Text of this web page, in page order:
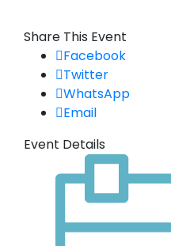
Share This Event
Facebook
Twitter
WhatsApp
Email
Event Details